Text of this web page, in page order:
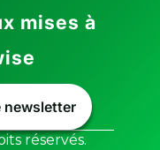
mises à
newsletter
réservés.